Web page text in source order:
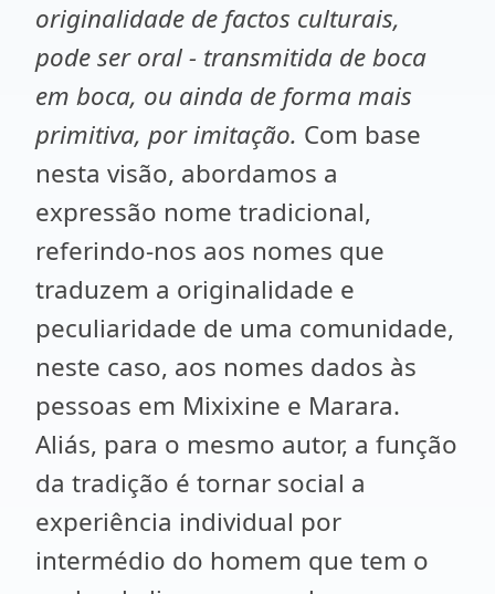
originalidade de factos culturais,
pode ser oral - transmitida de boca
em boca, ou ainda de forma mais
primitiva, por imitação. Com base
nesta visão, abordamos a
expressão nome tradicional,
referindo-nos aos nomes que
traduzem a originalidade e
peculiaridade de uma comunidade,
neste caso, aos nomes dados às
pessoas em Mixixine e Marara.
Aliás, para o mesmo autor, a função
da tradição é tornar social a
experiência individual por
intermédio do homem que tem o